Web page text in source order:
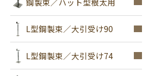
L型鋼製束／大引受け90
L型鋼製束／大引受け74